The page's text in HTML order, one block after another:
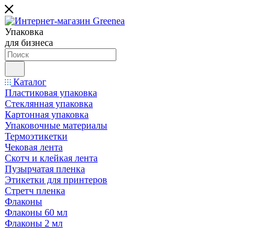
Упаковка
для бизнеса
Каталог
Пластиковая упаковка
Стеклянная упаковка
Картонная упаковка
Упаковочные материалы
Термоэтикетки
Чековая лента
Скотч и клейкая лента
Пузырчатая пленка
Этикетки для принтеров
Стретч пленка
Флаконы
Флаконы 60 мл
Флаконы 2 мл